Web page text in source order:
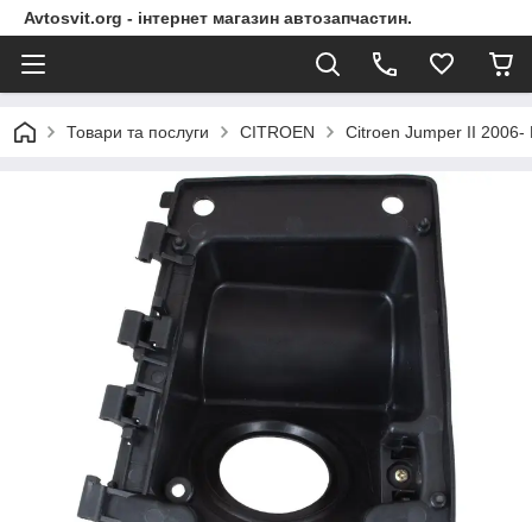
Avtosvit.org - інтернет магазин автозапчастин.
Товари та послуги CITROEN Citroen Jumper II 2006-